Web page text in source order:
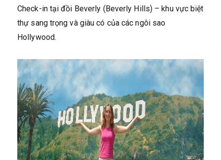
Check-in tại đồi Beverly (Beverly Hills) – khu vực biệt
thự sang trọng và giàu có của các ngôi sao
Hollywood.